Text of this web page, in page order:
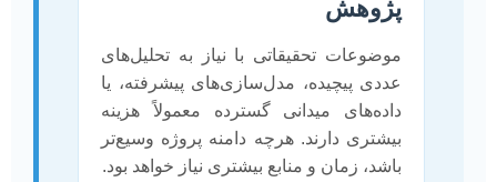
پژوهش
موضوعات تحقیقاتی با نیاز به تحلیل‌های
عددی پیچیده، مدل‌سازی‌های پیشرفته، یا
داده‌های میدانی گسترده معمولاً هزینه
بیشتری دارند. هرچه دامنه پروژه وسیع‌تر
باشد، زمان و منابع بیشتری نیاز خواهد بود.